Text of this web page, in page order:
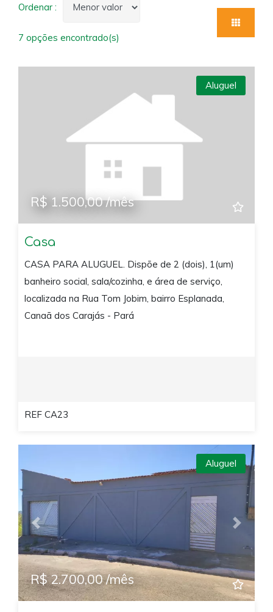
Ordenar :
7 opções encontrado(s)
Aluguel
R$ 1.500,00 /mês
Casa
CASA PARA ALUGUEL. Dispõe de 2 (dois), 1(um)
banheiro social, sala/cozinha, e área de serviço,
localizada na Rua Tom Jobim, bairro Esplanada,
Canaã dos Carajás - Pará
REF CA23
Previous Next
Aluguel
R$ 2.700,00 /mês